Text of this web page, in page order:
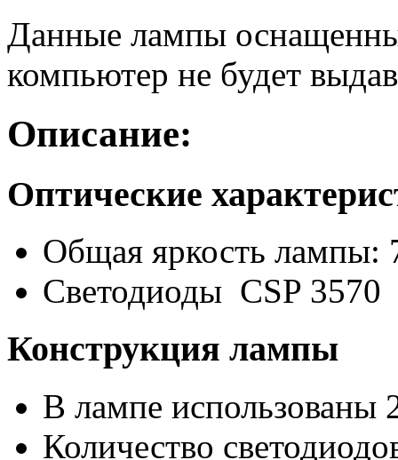
Данные лампы
компьютер не будет
Описание:
Оптические
Общая яркость лампы:
Светодиоды CSP 3570
Конструкция лампы
В лампе использованы
Количество